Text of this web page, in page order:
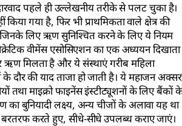
पहले ही उल्लेखनीय तरीके से पलट चुका है।
गया है, फिर भी प्राथमिकता वाले क्षेत्र की
जिनके लिए ऋण सुनिश्चित करने के लिए ये नियम
वीमेंस एसोसिएशन का एक अध्ययन दिखाता
ऋण मिलता है और ये संस्थाएं गरीब महिला
दौर की याद ताजा हो जाती है। ये महाजन अक्सर
तथा माइक्रो फाइनेंस इंस्टीट्यूशनों के लिए बैंकों
का बुनियादी लक्ष्य, अन्य चीजों के अलावा यह था
बरतरफ करते हुए, सीधे-सीधे उपलब्ध कराए जाएं।